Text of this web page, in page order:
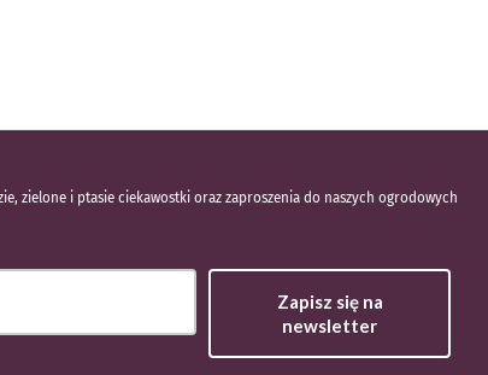
zielone i ptasie ciekawostki oraz zaproszenia do naszych ogrodowych
Zapisz się na
newsletter